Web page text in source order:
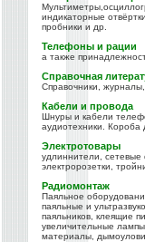
индикаторные
пробники и др.
Телефоны и рации
а также
Справочная
Справочники,
Кабели и провода
Шнуры и кабели
аудиотехники. Короба
Электротовары
удлиннители,
электророзетки,
Радиомонтаж
Паяльное
паяльные и
паяльников, клеящие
увеличительные
материалы,